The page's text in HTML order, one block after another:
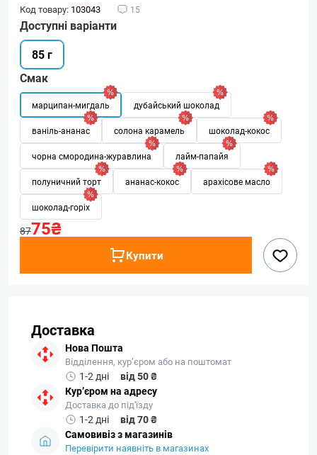
Код товару: 103043 15
Доступні варіанти
85 г
Смак
марципан-мигдаль дубайський шоколад
ваніль-ананас солона карамель шоколад-кокос
чорна смородина-журавлина лайм-папайя
полуничний торт ананас-кокос арахісове масло
шоколад-горіх
8775₴
Купити
Доставка
Нова Пошта
Відділення, кур’єром або на поштомат
1-2 дні
від 50 ₴
Кур’єром на адресу
Доставка до під'їзду
1-2 дні
від 70 ₴
Самовивіз з магазинів
Перевірити наявніть в магазинах